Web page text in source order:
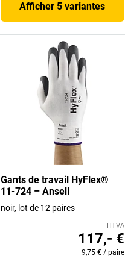
Afficher 5 variantes
Gants de travail HyFlex®
11-724 – Ansell
noir, lot de 12 paires
HTVA
117,- €
9,75 € /paire